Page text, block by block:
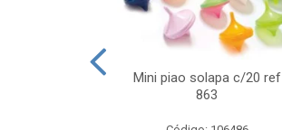
Mini piao solapa c/20 ref
863